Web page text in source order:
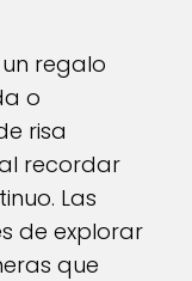
regalo
o
risa
recordar
Las
de explorar
que